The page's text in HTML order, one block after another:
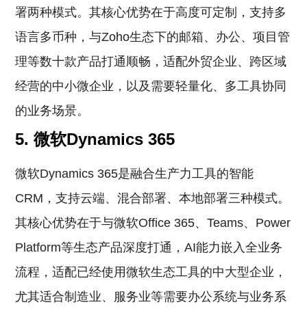
署两种模式。其核心优势在于高度可定制，支持多
语言多币种，与Zoho生态下的邮箱、办公、项目管
理等数十款产品打通顺畅，适配外贸企业、跨区域
经营的中小微企业，以及需要轻量化、多工具协同
的业务场景。
5. 微软Dynamics 365
微软Dynamics 365是融合生产力工具的智能
CRM，支持云端、混合部署、本地部署三种模式。
其核心优势在于与微软Office 365、Teams、Power
Platform等生态产品深度打通，AI能力嵌入全业务
流程，适配已经使用微软生态工具的中大型企业，
尤其适合制造业、服务业等需要办公系统与业务系